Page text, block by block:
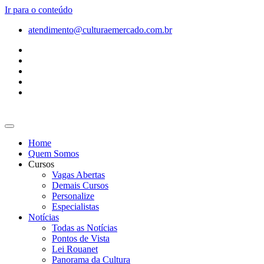
Ir para o conteúdo
atendimento@culturaemercado.com.br
Home
Quem Somos
Cursos
Vagas Abertas
Demais Cursos
Personalize
Especialistas
Notícias
Todas as Notícias
Pontos de Vista
Lei Rouanet
Panorama da Cultura